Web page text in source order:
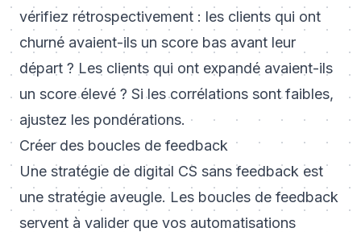
vérifiez rétrospectivement : les clients qui ont
churné avaient-ils un score bas avant leur
départ ? Les clients qui ont expandé avaient-ils
un score élevé ? Si les corrélations sont faibles,
ajustez les pondérations.
Créer des boucles de feedback
Une stratégie de digital CS sans feedback est
une stratégie aveugle. Les boucles de feedback
servent à valider que vos automatisations